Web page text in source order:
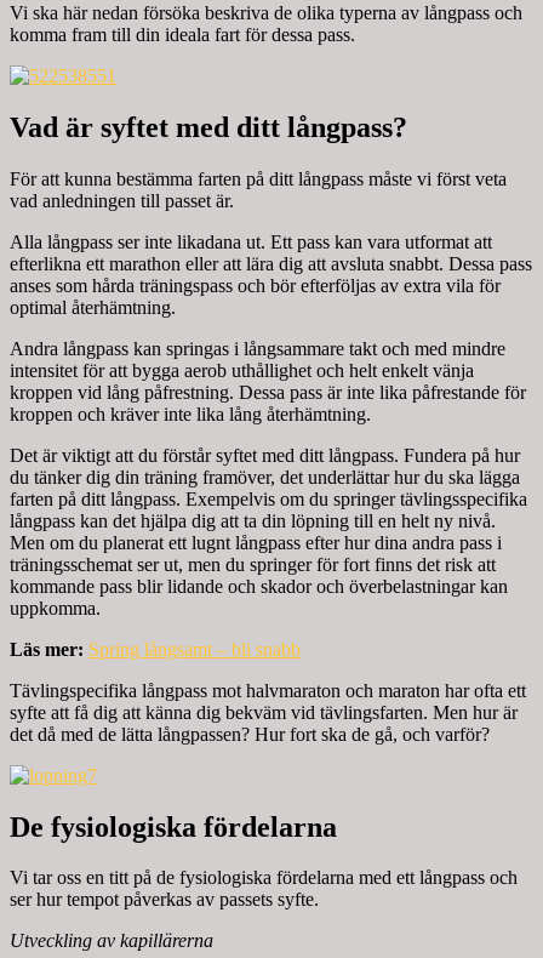
Vi ska här nedan försöka beskriva de olika typerna av långpass och
komma fram till din ideala fart för dessa pass.
Vad är syftet med ditt långpass?
För att kunna bestämma farten på ditt långpass måste vi först veta
vad anledningen till passet är.
Alla långpass ser inte likadana ut. Ett pass kan vara utformat att
efterlikna ett marathon eller att lära dig att avsluta snabbt. Dessa pass
anses som hårda träningspass och bör efterföljas av extra vila för
optimal återhämtning.
Andra långpass kan springas i långsammare takt och med mindre
intensitet för att bygga aerob uthållighet och helt enkelt vänja
kroppen vid lång påfrestning. Dessa pass är inte lika påfrestande för
kroppen och kräver inte lika lång återhämtning.
Det är viktigt att du förstår syftet med ditt långpass. Fundera på hur
du tänker dig din träning framöver, det underlättar hur du ska lägga
farten på ditt långpass. Exempelvis om du springer tävlingsspecifika
långpass kan det hjälpa dig att ta din löpning till en helt ny nivå.
Men om du planerat ett lugnt långpass efter hur dina andra pass i
träningsschemat ser ut, men du springer för fort finns det risk att
kommande pass blir lidande och skador och överbelastningar kan
uppkomma.
Läs mer: Spring långsamt – bli snabb
Tävlingspecifika långpass mot halvmaraton och maraton har ofta ett
syfte att få dig att känna dig bekväm vid tävlingsfarten. Men hur är
det då med de lätta långpassen? Hur fort ska de gå, och varför?
De fysiologiska fördelarna
Vi tar oss en titt på de fysiologiska fördelarna med ett långpass och
ser hur tempot påverkas av passets syfte.
Utveckling av kapillärerna